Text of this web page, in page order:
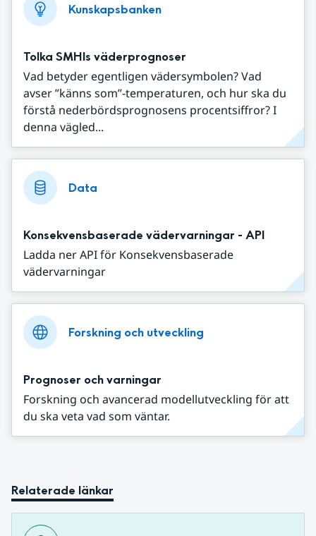
Kunskapsbanken
Tolka SMHIs väderprognoser
Vad betyder egentligen vädersymbolen? Vad
avser ”känns som”-temperaturen, och hur ska du
förstå nederbördsprognosens procentsiffror? I
denna vägled...
Data
Konsekvensbaserade vädervarningar - API
Ladda ner API för Konsekvensbaserade
vädervarningar
Forskning och utveckling
Prognoser och varningar
Forskning och avancerad modellutveckling för att
du ska veta vad som väntar.
Relaterade länkar